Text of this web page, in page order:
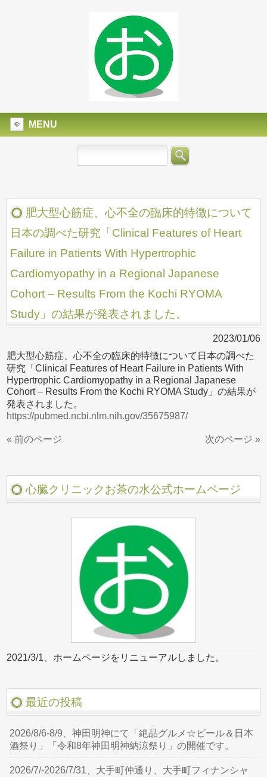
MENU
肥大型心筋症、心不全の臨床的特徴について
日本の調べた研究「Clinical Features of Heart
Failure in Patients With Hypertrophic
Cardiomyopathy in a Regional Japanese
Cohort – Results From the Kochi RYOMA
Study」の結果が発表されました。
2023/01/06
肥大型心筋症、心不全の臨床的特徴について日本の調べた
研究「Clinical Features of Heart Failure in Patients With
Hypertrophic Cardiomyopathy in a Regional Japanese
Cohort – Results From the Kochi RYOMA Study」の結果が
発表されました。
https://pubmed.ncbi.nlm.nih.gov/35675987/
« 前のページ 次のページ »
心臓クリニックお茶の水公式ホームページ
2021/3/1、ホームページをリニューアルしました。
最近の投稿
2026/8/6-8/9、神田明神にて「絶品グルメ☆ビール＆日本
酒祭り」「令和8年神田明神納涼祭り」の開催です。
2026/7/-2026/7/31、大手町仲通り、大手町フィナンシャ